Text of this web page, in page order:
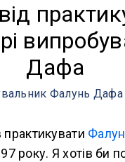
Дафа
Фалунь Дафа
року. Я хотів би